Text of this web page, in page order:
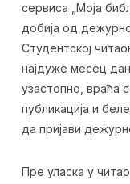
сервиса „Моја
добија од
Студентској
најдуже месец
узастопно, враћа
публикација и
да пријави
Пре уласка у